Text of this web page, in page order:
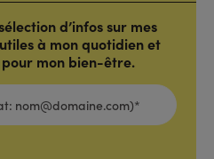
d’infos sur mes
à mon quotidien et
mon bien-être.